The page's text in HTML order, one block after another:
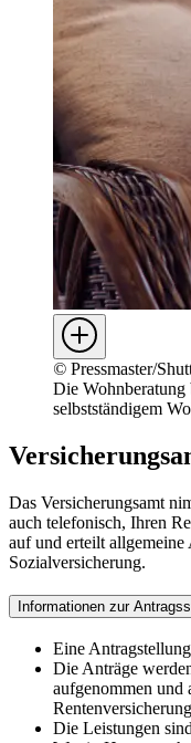
© Pressmaster/
Die Wohnberatung
selbstständigem
Das Versicherungsamt
auch telefonisch, Ihren
auf und erteilt
Sozialversicherung.
Informationen zur
Eine
Die Anträge
aufgenommen und
Die Leistungen